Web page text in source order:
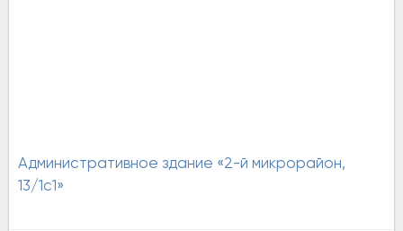
Административное здание «2-й микрорайон,
13/1с1»